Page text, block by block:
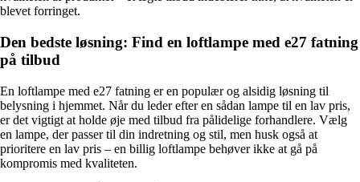
blevet forringet.
Den bedste løsning: Find en loftlampe med e27 fatning
på tilbud
En loftlampe med e27 fatning er en populær og alsidig løsning til
belysning i hjemmet. Når du leder efter en sådan lampe til en lav pris,
er det vigtigt at holde øje med tilbud fra pålidelige forhandlere. Vælg
en lampe, der passer til din indretning og stil, men husk også at
prioritere en lav pris – en billig loftlampe behøver ikke at gå på
kompromis med kvaliteten.